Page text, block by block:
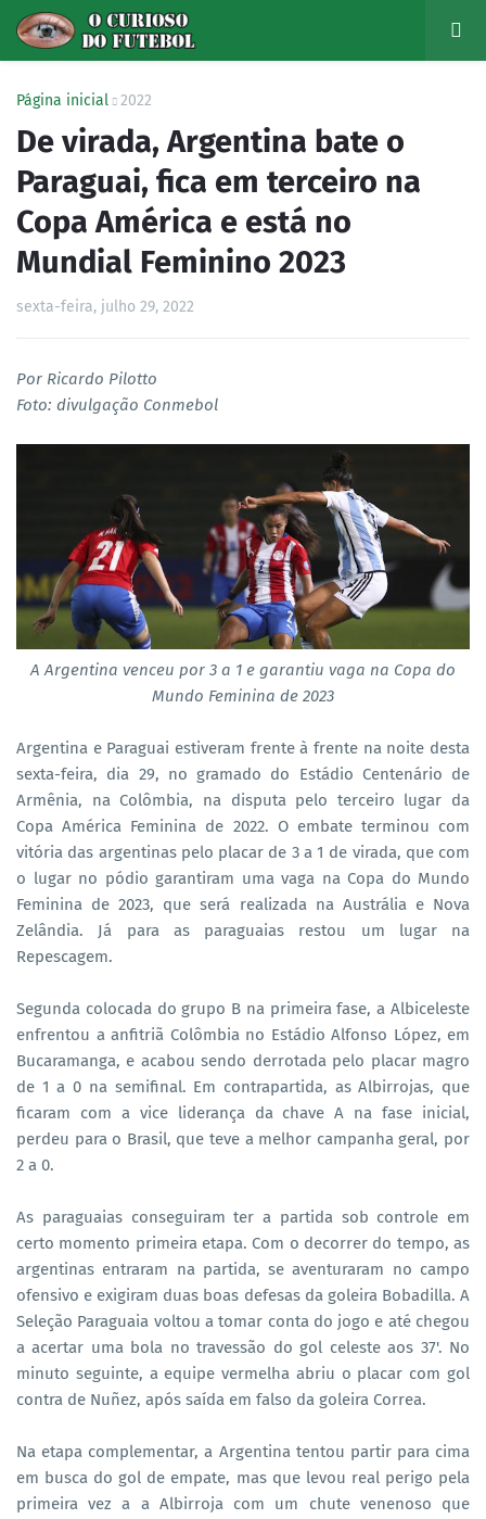
Página inicial 2022
De virada, Argentina bate o
Paraguai, fica em terceiro na
Copa América e está no
Mundial Feminino 2023
sexta-feira, julho 29, 2022
Por Ricardo Pilotto
Foto: divulgação Conmebol
A Argentina venceu por 3 a 1 e garantiu vaga na Copa do
Mundo Feminina de 2023
Argentina e Paraguai estiveram frente à frente na noite desta
sexta-feira, dia 29, no gramado do Estádio Centenário de
Armênia, na Colômbia, na disputa pelo terceiro lugar da
Copa América Feminina de 2022. O embate terminou com
vitória das argentinas pelo placar de 3 a 1 de virada, que com
o lugar no pódio garantiram uma vaga na Copa do Mundo
Feminina de 2023, que será realizada na Austrália e Nova
Zelândia. Já para as paraguaias restou um lugar na
Repescagem.
Segunda colocada do grupo B na primeira fase, a Albiceleste
enfrentou a anfitriã Colômbia no Estádio Alfonso López, em
Bucaramanga, e acabou sendo derrotada pelo placar magro
de 1 a 0 na semifinal. Em contrapartida, as Albirrojas, que
ficaram com a vice liderança da chave A na fase inicial,
perdeu para o Brasil, que teve a melhor campanha geral, por
2 a 0.
As paraguaias conseguiram ter a partida sob controle em
certo momento primeira etapa. Com o decorrer do tempo, as
argentinas entraram na partida, se aventuraram no campo
ofensivo e exigiram duas boas defesas da goleira Bobadilla. A
Seleção Paraguaia voltou a tomar conta do jogo e até chegou
a acertar uma bola no travessão do gol celeste aos 37'. No
minuto seguinte, a equipe vermelha abriu o placar com gol
contra de Nuñez, após saída em falso da goleira Correa.
Na etapa complementar, a Argentina tentou partir para cima
em busca do gol de empate, mas que levou real perigo pela
primeira vez a a Albirroja com um chute venenoso que